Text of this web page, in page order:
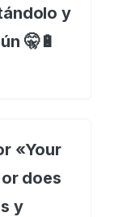
y
🤫🔋
«Your
does
y